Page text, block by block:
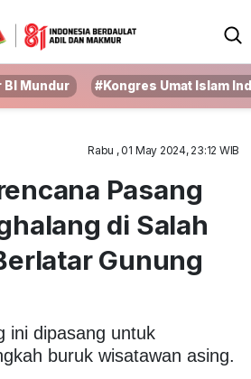
BI Mundur #Kongres Umat Islam
Rabu , 01 May 2024, 23:12 WIB
Pasang
di Salah
Gunung
ini dipasang untuk
buruk wisatawan asing.